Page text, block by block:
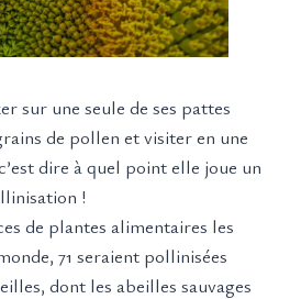
sur une seule de ses pattes
de pollen et visiter en une
dire à quel point elle joue un
!
de plantes alimentaires les
71 seraient pollinisées
dont les abeilles sauvages